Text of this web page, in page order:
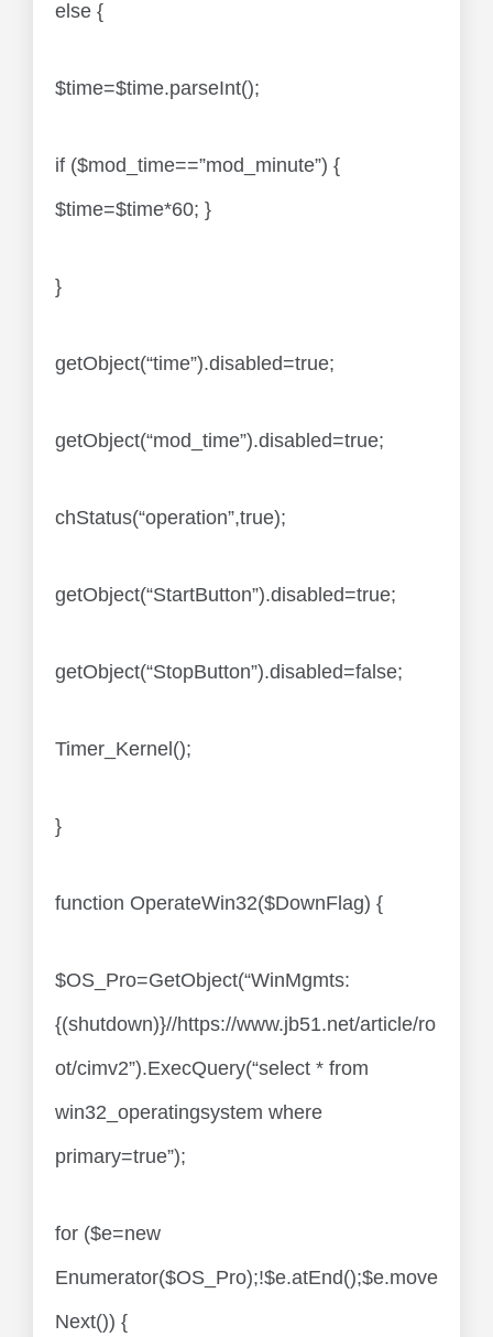
else {
$time=$time.parseInt();
if ($mod_time==”mod_minute”) {
$time=$time*60; }
}
getObject(“time”).disabled=true;
getObject(“mod_time”).disabled=true;
chStatus(“operation”,true);
getObject(“StartButton”).disabled=true;
getObject(“StopButton”).disabled=false;
Timer_Kernel();
}
function OperateWin32($DownFlag) {
$OS_Pro=GetObject(“WinMgmts:
{(shutdown)}//https://www.jb51.net/article/ro
ot/cimv2”).ExecQuery(“select * from
win32_operatingsystem where
primary=true”);
for ($e=new
Enumerator($OS_Pro);!$e.atEnd();$e.move
Next()) {